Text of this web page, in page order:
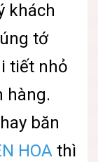
khách
tớ
tiết nhỏ
hàng.
băn
HOA thì